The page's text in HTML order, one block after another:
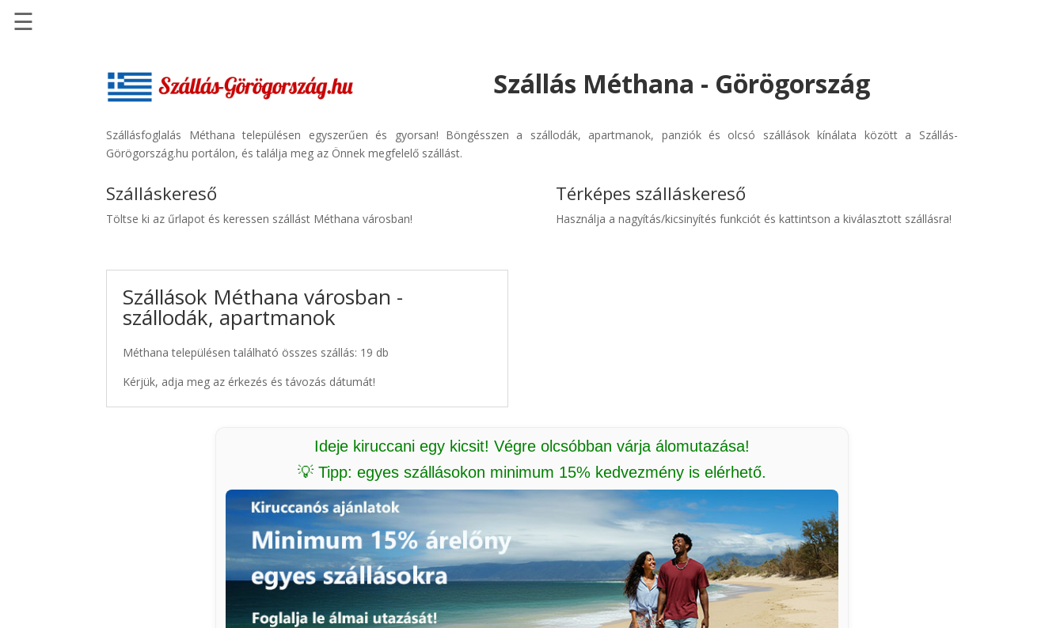
Szállásinfo.eu
Repülőjegy
Autóbérlés
☰
Szállás Méthana - Görögország
Szállásfoglalás Méthana településen egyszerűen és gyorsan! Böngésszen a szállodák, apartmanok, panziók és olcsó szállások kínálata között a Szállás-
Görögország.hu portálon, és találja meg az Önnek megfelelő szállást.
Szálláskereső
Töltse ki az űrlapot és keressen szállást Méthana városban!
Szállások Méthana városban -
szállodák, apartmanok
Méthana településen található összes szállás: 19 db
Kérjük, adja meg az érkezés és távozás dátumát!
Térképes szálláskereső
Használja a nagyítás/kicsinyítés funkciót és kattintson a kiválasztott szállásra!
Ideje kiruccani egy kicsit! Végre olcsóbban várja álomutazása!
💡 Tipp: egyes szállásokon minimum 15% kedvezmény is elérhető.